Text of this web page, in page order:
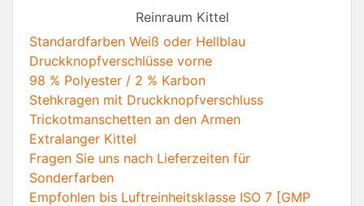
Reinraum Kittel
Standardfarben Weiß oder Hellblau
Druckknopfverschlüsse vorne
98 % Polyester / 2 % Karbon
Stehkragen mit Druckknopfverschluss
Trickotmanschetten an den Armen
Extralanger Kittel
Fragen Sie uns nach Lieferzeiten für
Sonderfarben
Empfohlen bis Luftreinheitsklasse ISO 7 [GMP